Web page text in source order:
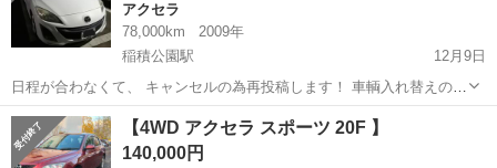
アクセラ
78,000km
2009年
稲積公園駅
12月9日
日程が合わなくて、 キャンセルの為再投稿します！ 車輌入れ替えの為
出品します！ 仕事で使っているので距離は伸びます！ 初年度登録、平
成21年です！ 来年11月までの車検あります！ FFですが普通に乗る分
には、 全く問題あり...
北海道 札幌市 稲積公園駅 アクセラ スタッドレスタイヤ
【4WD アクセラ スポーツ 20F 】
140,000円